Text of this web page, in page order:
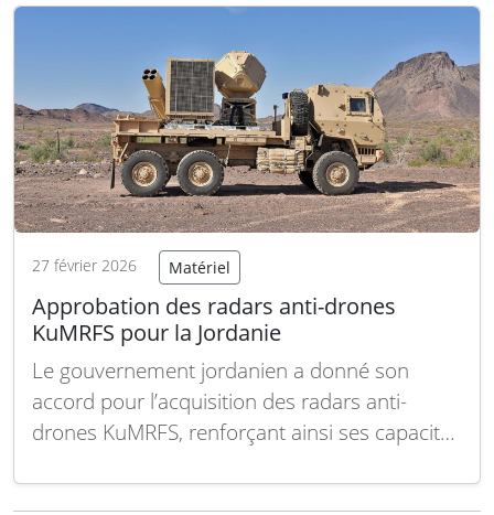
marquant l’échec…Lire la suite
27 février 2026 Matériel
Approbation des radars anti-drones
KuMRFS pour la Jordanie
Le gouvernement jordanien a donné son
accord pour l’acquisition des radars anti-
drones KuMRFS, renforçant ainsi ses capacités
émergentes liées aux systèmes aériens sans